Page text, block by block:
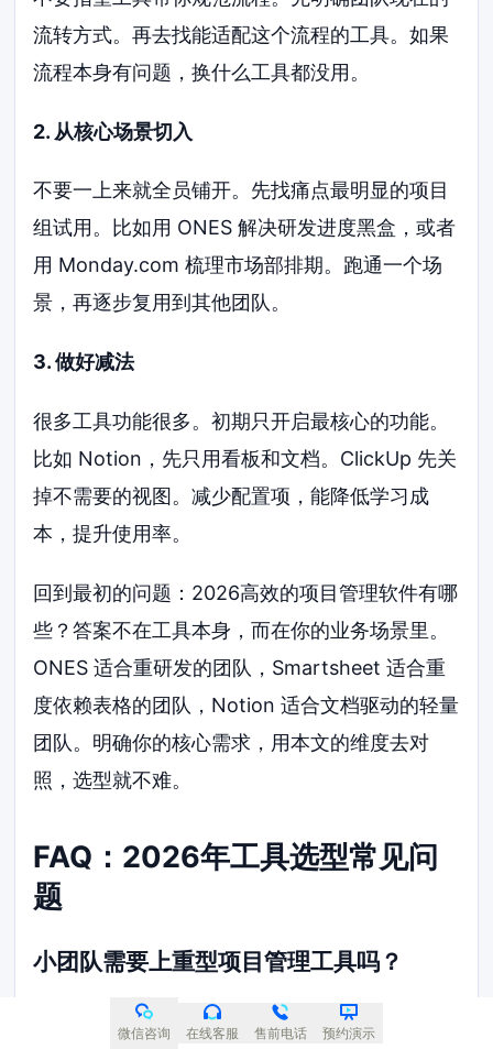
流转方式。再去找能适配这个流程的工具。如果
流程本身有问题，换什么工具都没用。
2. 从核心场景切入
不要一上来就全员铺开。先找痛点最明显的项目
组试用。比如用 ONES 解决研发进度黑盒，或者
用 Monday.com 梳理市场部排期。跑通一个场
景，再逐步复用到其他团队。
3. 做好减法
很多工具功能很多。初期只开启最核心的功能。
比如 Notion，先只用看板和文档。ClickUp 先关
掉不需要的视图。减少配置项，能降低学习成
本，提升使用率。
回到最初的问题：2026高效的项目管理软件有哪
些？答案不在工具本身，而在你的业务场景里。
ONES 适合重研发的团队，Smartsheet 适合重
度依赖表格的团队，Notion 适合文档驱动的轻量
团队。明确你的核心需求，用本文的维度去对
照，选型就不难。
FAQ：2026年工具选型常见问
题
小团队需要上重型项目管理工具吗？
不需要。小团队沟通链路短，重点在任务流转和
微信咨询 在线客服 售前电话 预约演示